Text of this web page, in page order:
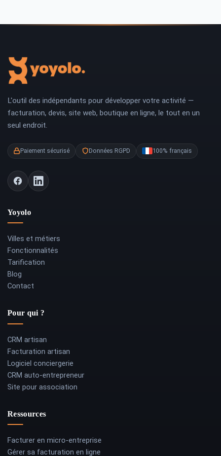
L'outil des indépendants pour développer votre activité —
facturation, devis, site web, boutique en ligne, le tout en un
seul endroit.
Paiement sécurisé Données RGPD 100% français
Yoyolo
Villes et métiers
Fonctionnalités
Tarification
Blog
Contact
Pour qui ?
CRM artisan
Facturation artisan
Logiciel conciergerie
CRM auto-entrepreneur
Site pour association
Ressources
Facturer en micro-entreprise
Gérer sa facturation en ligne